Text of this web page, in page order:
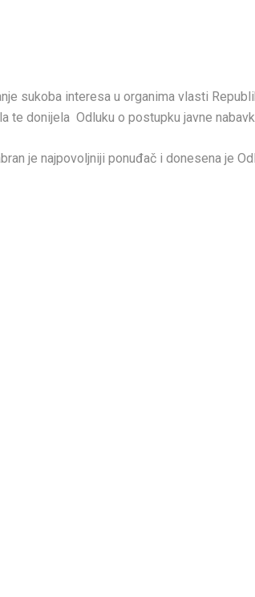
sukoba interesa u organima vlasti
te donijela Odluku o postupku javne
je najpovoljniji ponuđač i donesena je